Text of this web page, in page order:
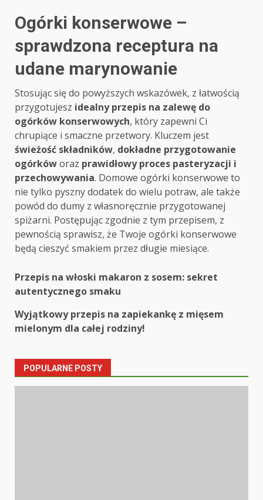
Ogórki konserwowe –
sprawdzona receptura na
udane marynowanie
Stosując się do powyższych wskazówek, z łatwością
przygotujesz idealny przepis na zalewę do
ogórków konserwowych, który zapewni Ci
chrupiące i smaczne przetwory. Kluczem jest
świeżość składników, dokładne przygotowanie
ogórkóworaz prawidłowy proces pasteryzacji i
przechowywania. Domowe ogórki konserwowe to
nie tylko pyszny dodatek do wielu potraw, ale także
powód do dumy z własnoręcznie przygotowanej
spiżarni. Postępując zgodnie z tym przepisem, z
pewnością sprawisz, że Twoje ogórki konserwowe
będą cieszyć smakiem przez długie miesiące.
Post
navigation
Przepis na włoski makaron z sosem: sekret
autentycznego smaku
Wyjątkowy przepis na zapiekankę z mięsem
mielonym dla całej rodziny!
POPULARNE POSTY